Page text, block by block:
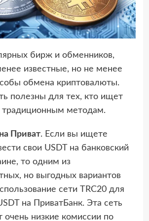
бирж и обменников,
известные, но не менее
обмена криптовалюты.
полезны для тех, кто ищет
традиционным методам.
Приват. Если вы ищете
свои USDT на банковский
то одним из
но выгодных вариантов
сети TRC20 для
на ПриватБанк. Эта сеть
очень низкие комиссии по